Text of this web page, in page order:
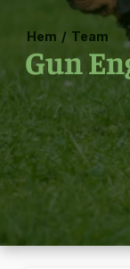
Hem / Team
Gun